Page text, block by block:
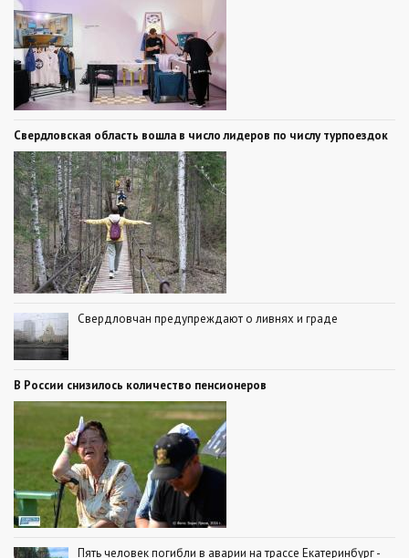
Свердловская область вошла в число лидеров по числу турпоездок
Свердловчан предупреждают о ливнях и граде
В России снизилось количество пенсионеров
Пять человек погибли в аварии на трассе Екатеринбург -